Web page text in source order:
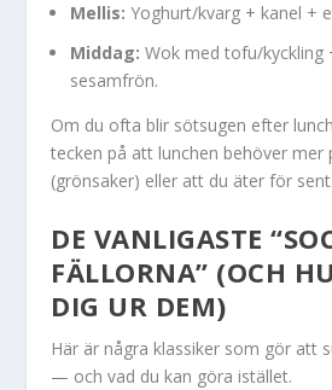
Mellis: Yoghurt/kvarg + kanel +
Middag: Wok med tofu/kyckling
sesamfrön.
Om du ofta blir sötsugen efter
tecken på att lunchen behöver mer
(grönsaker) eller att du äter för sent.
DE VANLIGASTE
FÄLLORNA” (OCH
DIG UR DEM)
Här är några klassiker som gör att
— och vad du kan göra istället.